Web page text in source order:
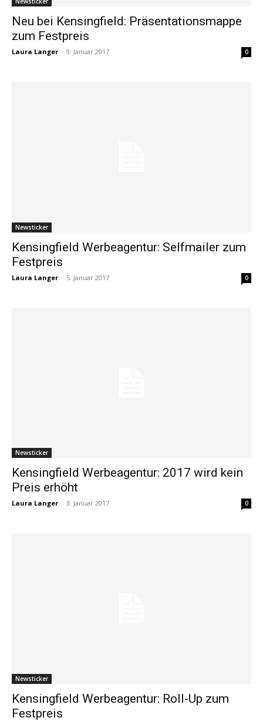
Neu bei Kensingfield: Präsentationsmappe
zum Festpreis
Laura Langer - 9. Januar 2017 0
Newsticker
Kensingfield Werbeagentur: Selfmailer zum
Festpreis
Laura Langer - 5. Januar 2017 0
Newsticker
Kensingfield Werbeagentur: 2017 wird kein
Preis erhöht
Laura Langer - 3. Januar 2017 0
Newsticker
Kensingfield Werbeagentur: Roll-Up zum
Festpreis